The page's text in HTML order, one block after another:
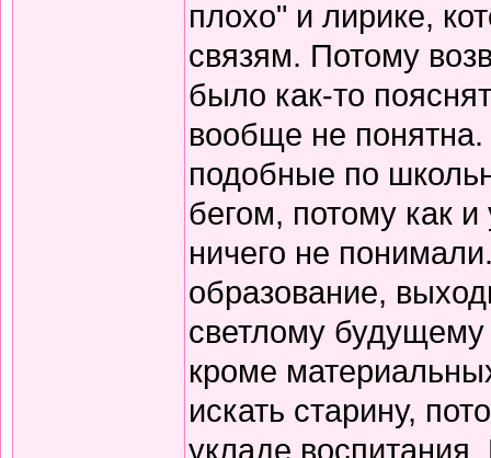
плохо" и лирике,
связям. Потому
было как-то
вообще не
подобные по
бегом, потому как
ничего не
образование,
светлому
кроме
искать старину,
укладе воспитания.